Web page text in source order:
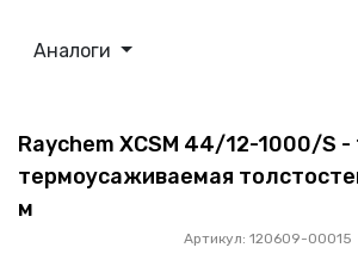
Аналоги
Raychem XCSM 44/12-1000/S -
термоусаживаемая
м
Артикул: 120609-00015